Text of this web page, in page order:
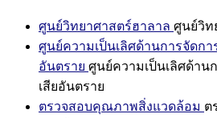
ศูนย์วิทยาศาสตร์ฮาลาล ศูนย์วิท
ศูนย์ความเป็นเลิศด้านการจัดกา
อันตราย ศูนย์ความเป็นเลิศด้าน
เสียอันตราย
ตรวจสอบคุณภาพสิ่งแวดล้อม ต